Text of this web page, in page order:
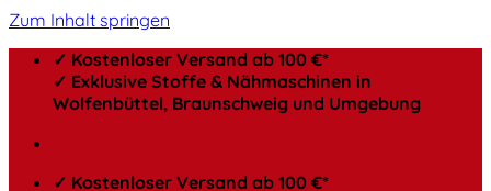
Zum Inhalt springen
✓ Kostenloser Versand ab 100 €*
✓ Exklusive Stoffe & Nähmaschinen in
Wolfenbüttel, Braunschweig und Umgebung
✓ Kostenloser Versand ab 100 €*